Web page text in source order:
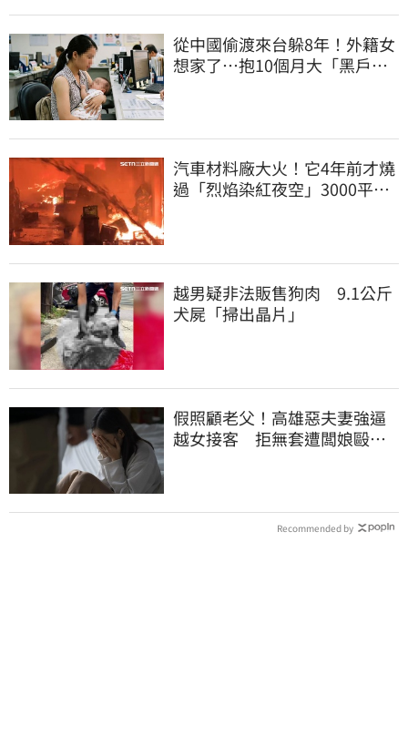
從中國偷渡來台躲8年！外籍女
想家了…抱10個月大「黑戶寶
汽車材料廠大火！它4年前才燒
過「烈焰染紅夜空」3000平方
越男疑非法販售狗肉 9.1公斤
犬屍「掃出晶片」
假照顧老父！高雄惡夫妻強逼
越女接客 拒無套遭闆娘毆打
Recommended by